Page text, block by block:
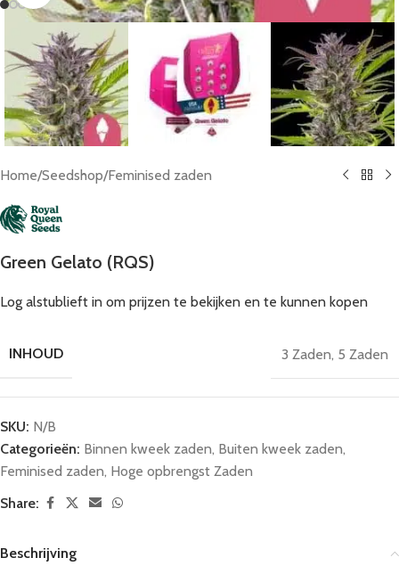
Home/Seedshop/Feminised zaden
Green Gelato (RQS)
Log alstublieft in om prijzen te bekijken en te kunnen kopen
INHOUD 3 Zaden, 5 Zaden
SKU: N/B
Categorieën: Binnen kweek zaden, Buiten kweek zaden,
Feminised zaden, Hoge opbrengst Zaden
Share:
Beschrijving